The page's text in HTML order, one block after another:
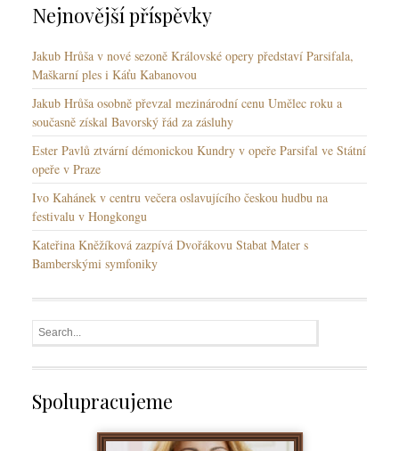
Nejnovější příspěvky
Jakub Hrůša v nové sezoně Královské opery představí Parsifala,
Maškarní ples i Káťu Kabanovou
Jakub Hrůša osobně převzal mezinárodní cenu Umělec roku a
současně získal Bavorský řád za zásluhy
Ester Pavlů ztvární démonickou Kundry v opeře Parsifal ve Státní
opeře v Praze
Ivo Kahánek v centru večera oslavujícího českou hudbu na
festivalu v Hongkongu
Kateřina Kněžíková zazpívá Dvořákovu Stabat Mater s
Bamberskými symfoniky
Spolupracujeme